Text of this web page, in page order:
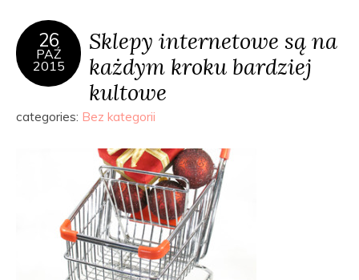
26
PAŹ
2015
Sklepy internetowe są na
każdym kroku bardziej
kultowe
categories: Bez kategorii